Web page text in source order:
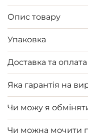
Опис товару
Упаковка
Доставка та оплата
Яка гарантія на
Чи можу я
Чи можна мочити